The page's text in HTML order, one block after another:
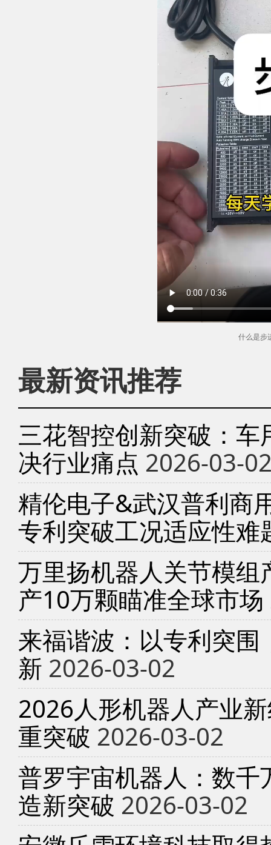
什么是步
最新资讯推荐
三花智控创新突破：
决行业痛点 2026-03-
精伦电子&武汉普利商
专利突破工况适应性难
万里扬机器人关节模
产10万颗瞄准全球市场
来福谐波：以专利突
新 2026-03-02
2026人形机器人产业
重突破 2026-03-02
普罗宇宙机器人：数
造新突破 2026-03-02